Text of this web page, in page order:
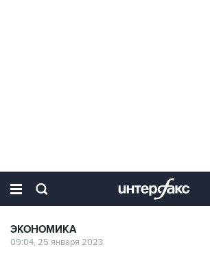
ЭКОНОМИКА
09:04, 25 января 2023